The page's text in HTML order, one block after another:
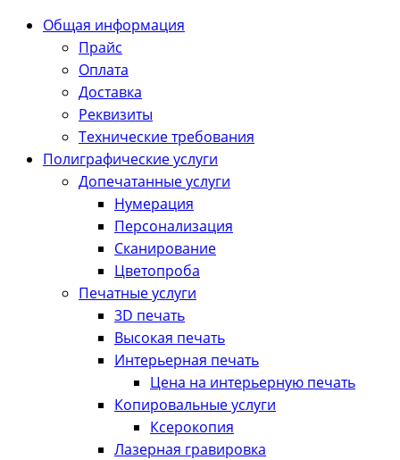
Общая информация
Прайс
Оплата
Доставка
Реквизиты
Технические требования
Полиграфические услуги
Допечатанные услуги
Нумерация
Персонализация
Сканирование
Цветопроба
Печатные услуги
3D печать
Высокая печать
Интерьерная печать
Цена на интерьерную печать
Копировальные услуги
Ксерокопия
Лазерная гравировка